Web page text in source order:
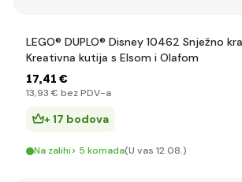
LEGO® DUPLO® Disney 10462 Snježno
Kreativna kutija s Elsom i Olafom
17,41 €
13,93 € bez PDV-a
+ 17 bodova
Na zalihi> 5 komada(U vas 12.08.)